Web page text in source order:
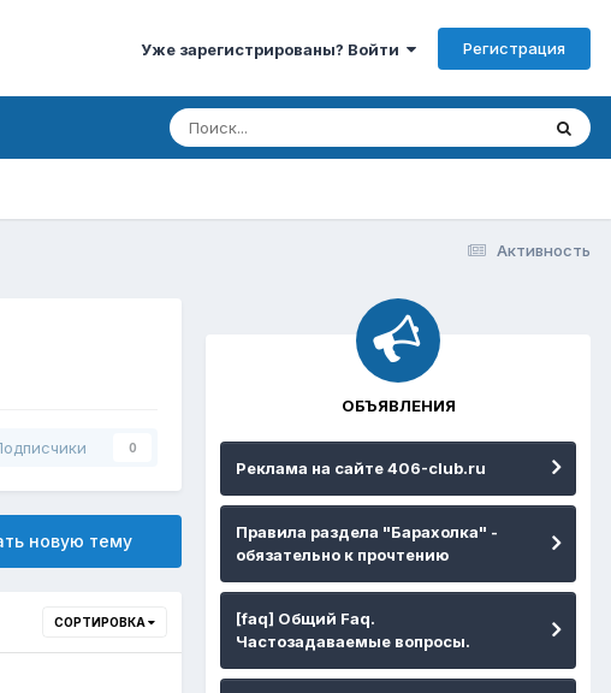
Уже зарегистрированы? Войти Регистрация
Активность
0
новую тему
СОРТИРОВКА
ОБЪЯВЛЕНИЯ
Реклама на сайте 406-club.ru
Правила раздела "Барахолка" -
обязательно к прочтению
[faq] Общий Faq.
Частозадаваемые вопросы.